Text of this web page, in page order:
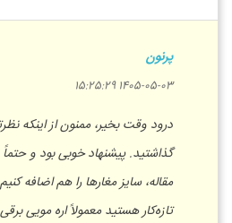
پرنون
1405-05-03 15:25:29
درود وقت بخیر، ممنون از اینکه
گذاشتید. پیشنهاد خوبی بود و
مقاله، سایز مغارها را هم اضافه
تازه‌کار هستید معمولاً اره مویی